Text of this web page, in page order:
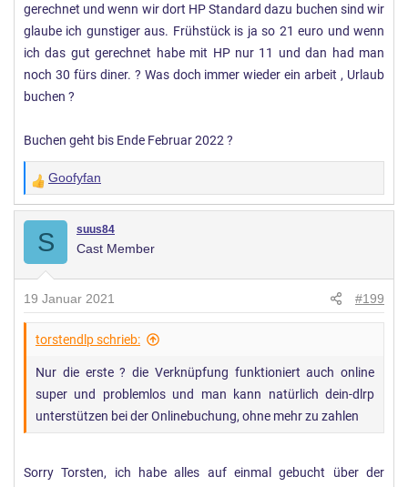
gerechnet und wenn wir dort HP Standard dazu buchen sind wir
glaube ich gunstiger aus. Frühstück is ja so 21 euro und wenn
ich das gut gerechnet habe mit HP nur 11 und dan had man
noch 30 fürs diner. ? Was doch immer wieder ein arbeit , Urlaub
buchen ?
Buchen geht bis Ende Februar 2022 ?
W
e
n
g
e
Goofyfan
S suus84
Cast Member
19 Januar 2021 #199
torstendlp schrieb:
Nur die erste ? die Verknüpfung funktioniert auch online
super und problemlos und man kann natürlich dein-dlrp
unterstützen bei der Onlinebuchung, ohne mehr zu zahlen
Sorry Torsten, ich habe alles auf einmal gebucht über der